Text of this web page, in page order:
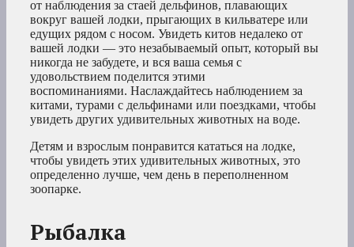
от наблюдения за стаей дельфинов, плавающих
вокруг вашей лодки, прыгающих в кильватере или
едущих рядом с носом. Увидеть китов недалеко от
вашей лодки — это незабываемый опыт, который вы
никогда не забудете, и вся ваша семья с
удовольствием поделится этими
воспоминаниями. Наслаждайтесь наблюдением за
китами, турами с дельфинами или поездками, чтобы
увидеть других удивительных животных на воде.
Детям и взрослым понравится кататься на лодке,
чтобы увидеть этих удивительных животных, это
определенно лучше, чем день в переполненном
зоопарке.
Рыбалка